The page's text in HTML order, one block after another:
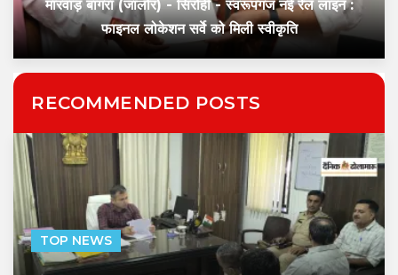
मारवाड़ बागरा (जालोर) - सिरोही - स्वरूपगंज नई रेल लाइन :
फाइनल लोकेशन सर्वे को मिली स्वीकृति
RECOMMENDED POSTS
TOP NEWS